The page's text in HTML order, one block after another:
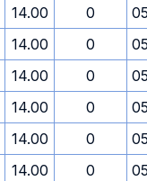
14.00 0
14.00 0
14.00 0
14.00 0
14.00 0
14.00 0